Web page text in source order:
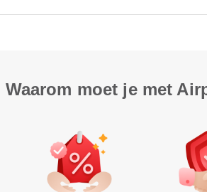
Waarom moet je met